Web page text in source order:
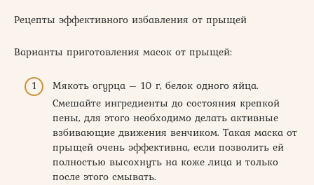
Рецепты эффективного избавления от прыщей
Варианты приготовления масок от прыщей:
Мякоть огурца – 10 г, белок одного яйца.
Смешайте ингредиенты до состояния крепкой
пены, для этого необходимо делать активные
взбивающие движения венчиком. Такая маска от
прыщей очень эффективна, если позволить ей
полностью высохнуть на коже лица и только
после этого смывать.